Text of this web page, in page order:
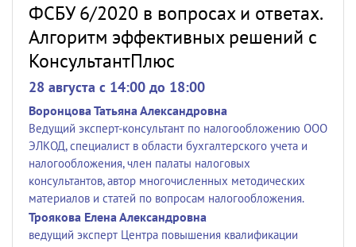
ФСБУ 6/2020 в вопросах и ответах.
Алгоритм эффективных решений с
КонсультантПлюс
28 августа c 14:00 до 18:00
Воронцова Татьяна Александровна
Ведущий эксперт-консультант по налогообложению ООО
ЭЛКОД, специалист в области бухгалтерского учета и
налогообложения, член палаты налоговых
консультантов, автор многочисленных методических
материалов и статей по вопросам налогообложения.
Троякова Елена Александровна
ведущий эксперт Центра повышения квалификации